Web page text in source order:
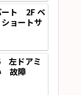
ト 2F ベ
ョートサ
左ドアミ
故障